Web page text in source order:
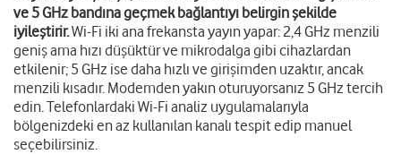
ve 5 GHz bandına geçmek bağlantıyı belirgin şekilde
iyileştirir.Wi-Fi iki ana frekansta yayın yapar: 2,4 GHz menzili
geniş ama hızı düşüktür ve mikrodalga gibi cihazlardan
etkilenir; 5 GHz ise daha hızlı ve girişimden uzaktır, ancak
menzili kısadır. Modemden yakın oturuyorsanız 5 GHz tercih
edin. Telefonlardaki Wi-Fi analiz uygulamalarıyla
bölgenizdeki en az kullanılan kanalı tespit edip manuel
seçebilirsiniz.